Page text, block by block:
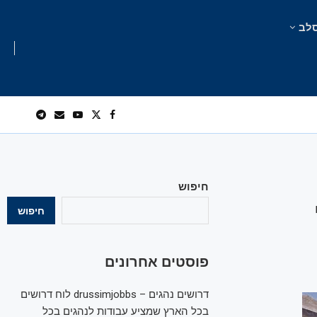
חיפוש
חיפוש
פוסטים אחרונים
דרושים נהגים – drussimjobbs לוח דרושים
בכל הארץ שמציע עבודות לנהגים בכל